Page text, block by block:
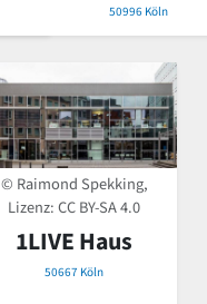
50996 Köln
© Raimond Spekking,
Lizenz:CC BY-SA 4.0
1LIVE Haus
50667 Köln